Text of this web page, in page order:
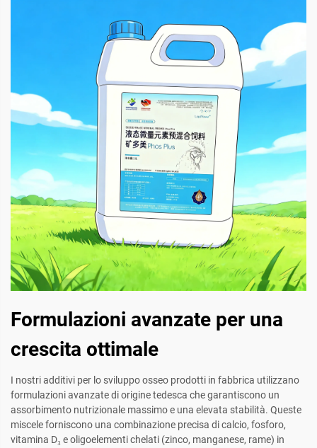
Formulazioni avanzate per una
crescita ottimale
I nostri additivi per lo sviluppo osseo prodotti in fabbrica utilizzano
formulazioni avanzate di origine tedesca che garantiscono un
assorbimento nutrizionale massimo e una elevata stabilità. Queste
miscele forniscono una combinazione precisa di calcio, fosforo,
vitamina D₃ e oligoelementi chelati (zinco, manganese, rame) in